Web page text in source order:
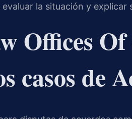
la situación y explicar
Offices
casos de